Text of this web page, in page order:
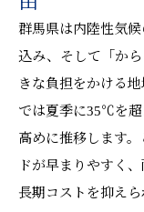
群馬県は内陸性気
込み、そして「か
きな負担をかける
では夏季に35℃を超
高めに推移します
ドが早まりやすく
長期コストを抑えら